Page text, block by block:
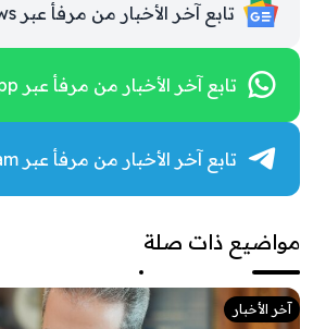
تابع آخر الأخبار من مرفأ عبر Google News
تابع آخر الأخبار من مرفأ عبر WhatsApp
تابع آخر الأخبار من مرفأ عبر Telegram
مواضيع ذات صلة
آخر الأخبار